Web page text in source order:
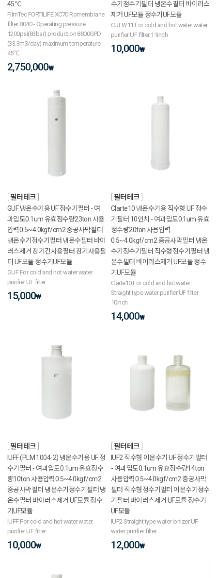
45℃
FilmTec FORTILIFE XC70 Romembrane
filter 8040 - Operating pressure
1200psi(83bar) production 8800GPD
(33.3m3/day) maximum temperature
45℃
2,750,000₩
수기정수기필터 냉온수필터 바이러스
제거 UF모듈 정수기UF모듈
CUFW11 For cold and hot water water
purifier UF filter 11inch
10,000₩
필터테크
GUF 냉온수기용 UF 정수기필터 - 여
과입도0.1um 유효정수량23ton 사용
압력0.5~4.0kgf/cm2 중공사막필터
냉온수기정수기필터 냉온수필터 바이
러스제거 장기간사용필터 장기사용필
터 UF모듈 정수기UF모듈
GUF For cold and hot water water
purifier UF filter
15,000₩
필터테크
Clarte10 냉온수기용 직수형 UF 정수
기필터 10인치 - 여과입도0.1um 유효
정수량20ton 사용압력
0.5~4.0kgf/cm2 중공사막필터 냉온
수기정수기필터 직수형정수기필터 냉
온수필터 바이러스제거 UF모듈 정수
기UF모듈
Clarte10 For cold and hot water
Straight type water purifier UF filter
10inch
14,000₩
필터테크
IUFF (PLM 1004-2) 냉온수기용 UF 정
수기필터 - 여과입도0.1um 유효정수
량10ton 사용압력0.5~4.0kgf/cm2
중공사막필터 냉온수기정수기필터 냉
온수필터 바이러스제거 UF모듈 정수
기UF모듈
IUFF For cold and hot water water
purifier UF filter
10,000₩
필터테크
IUF2 직수형 이온수기 UF 정수기필터
- 여과입도0.1um 유효정수량14ton
사용압력0.5~4.0kgf/cm2 중공사막
필터 직수형정수기필터 이온수기정수
기필터 바이러스제거 UF모듈 정수기
UF모듈
IUF2 Straight type water ionizer UF
water purifier filter
12,000₩